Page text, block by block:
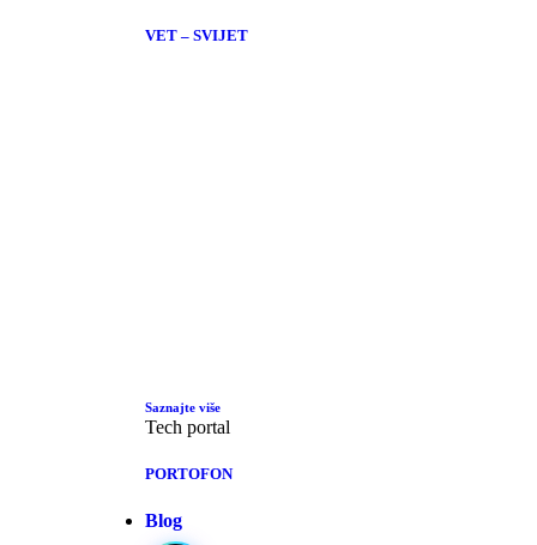
VET – SVIJET
Saznajte više
Tech portal
PORTOFON
Blog